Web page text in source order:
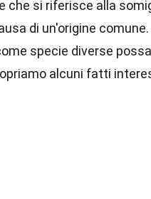
che si riferisce alla
di un'origine
specie diverse
alcuni fatti